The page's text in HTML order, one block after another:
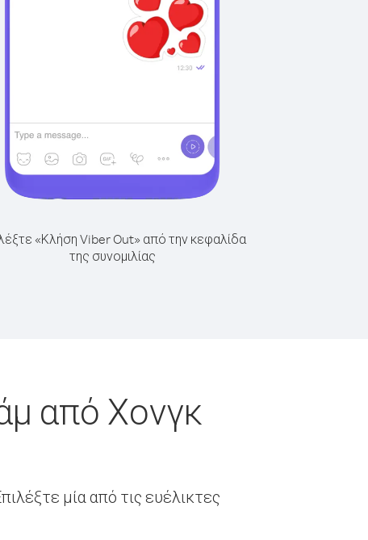
«Κλήση Viber Out» από την κεφαλίδα
της συνομιλίας
από Χονγκ
μία από τις ευέλικτες